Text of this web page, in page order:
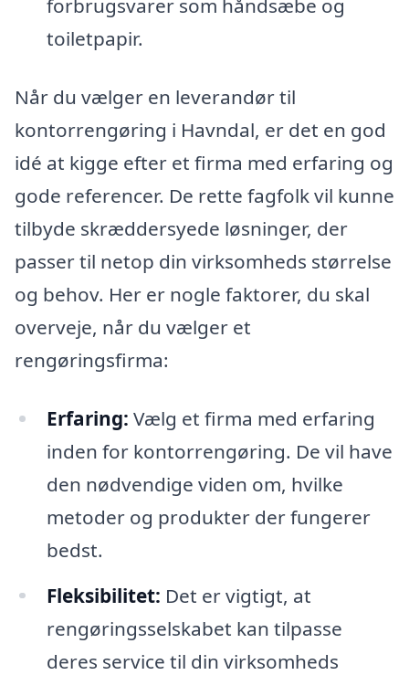
forbrugsvarer som håndsæbe og
toiletpapir.
Når du vælger en leverandør til
kontorrengøring i Havndal, er det en god
idé at kigge efter et firma med erfaring og
gode referencer. De rette fagfolk vil kunne
tilbyde skræddersyede løsninger, der
passer til netop din virksomheds størrelse
og behov. Her er nogle faktorer, du skal
overveje, når du vælger et
rengøringsfirma:
Erfaring: Vælg et firma med erfaring
inden for kontorrengøring. De vil have
den nødvendige viden om, hvilke
metoder og produkter der fungerer
bedst.
Fleksibilitet: Det er vigtigt, at
rengøringsselskabet kan tilpasse
deres service til din virksomheds